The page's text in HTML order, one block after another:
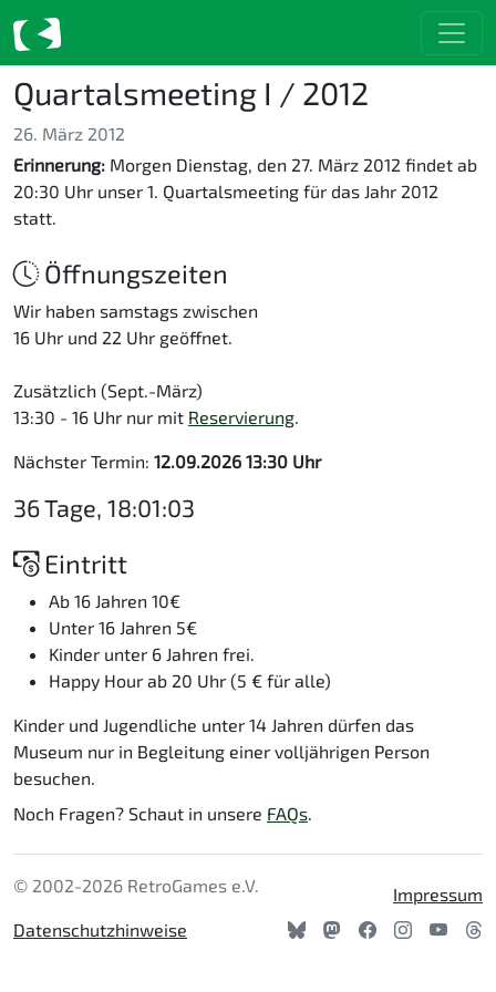
Quartalsmeeting I / 2012
26. März 2012
Erinnerung: Morgen Dienstag, den 27. März 2012 findet ab
20:30 Uhr unser 1. Quartalsmeeting für das Jahr 2012
statt.
Öffnungszeiten
Wir haben samstags zwischen
16 Uhr und 22 Uhr geöffnet.
Zusätzlich (Sept.-März)
13:30 - 16 Uhr nur mit Reservierung.
Nächster Termin: 12.09.2026 13:30 Uhr
36 Tage, 18:01:03
Eintritt
Ab 16 Jahren 10€
Unter 16 Jahren 5€
Kinder unter 6 Jahren frei.
Happy Hour ab 20 Uhr (5 € für alle)
Kinder und Jugendliche unter 14 Jahren dürfen das
Museum nur in Begleitung einer volljährigen Person
besuchen.
Noch Fragen? Schaut in unsere FAQs.
© 2002-2026 RetroGames e.V.
Impressum
Datenschutzhinweise